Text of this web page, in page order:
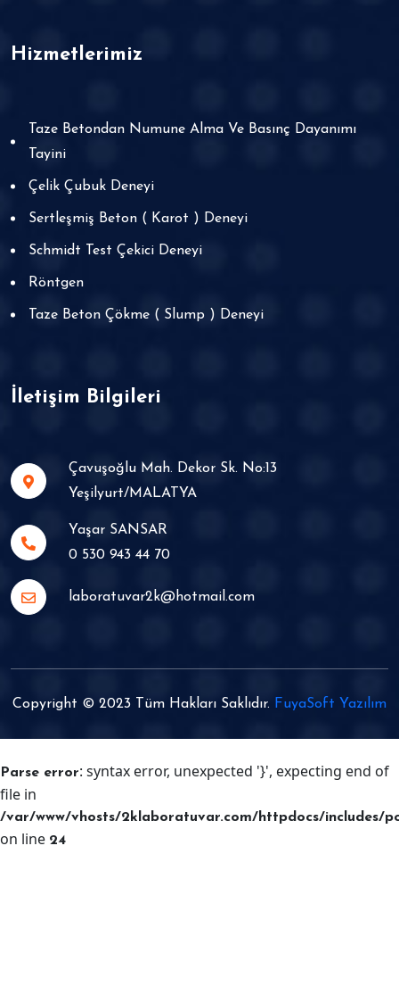
Hizmetlerimiz
Taze Betondan Numune Alma Ve Basınç Dayanımı
Tayini
Çelik Çubuk Deneyi
Sertleşmiş Beton ( Karot ) Deneyi
Schmidt Test Çekici Deneyi
Röntgen
Taze Beton Çökme ( Slump ) Deneyi
İletişim Bilgileri
Çavuşoğlu Mah. Dekor Sk. No:13 Yeşilyurt/MALATYA
Yaşar SANSAR
0 530 943 44 70
laboratuvar2k@hotmail.com
Copyright © 2023 Tüm Hakları Saklıdır. FuyaSoft Yazılım
Parse error: syntax error, unexpected '}', expecting end of
file in
/var/www/vhosts/2klaboratuvar.com/httpdocs/includes/
on line 24